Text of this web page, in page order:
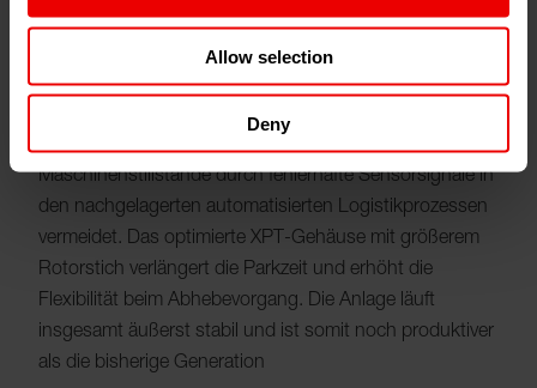
Allow selection
Deny
störungsfreie Produktion.
Für mehr Prozesssicherheit sorgt die neue
Fadenendfixierung: Lose Fadenenden gehören der
Vergangenheit an, was ungeplante
Maschinenstillstände durch fehlerhafte Sensorsignale in
den nachgelagerten automatisierten Logistikprozessen
vermeidet. Das optimierte XPT-Gehäuse mit größerem
Rotorstich verlängert die Parkzeit und erhöht die
Flexibilität beim Abhebevorgang. Die Anlage läuft
insgesamt äußerst stabil und ist somit noch produktiver
als die bisherige Generation